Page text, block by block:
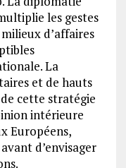
les gestes
d’affaires
La
et de hauts
cette stratégie
intérieure
Européens,
d’envisager